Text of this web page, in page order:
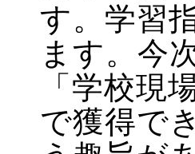
す。学習
ます。今
「学校現
で獲得で